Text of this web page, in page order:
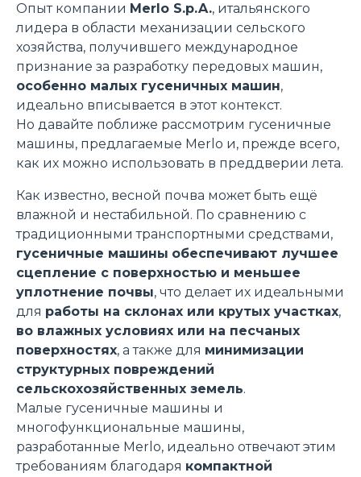
Опыт компании Merlo S.p.A., итальянского
лидера в области механизации сельского
хозяйства, получившего международное
признание за разработку передовых машин,
особенно малых гусеничных машин,
идеально вписывается в этот контекст.
Но давайте поближе рассмотрим гусеничные
машины, предлагаемые Merlo и, прежде всего,
как их можно использовать в преддверии лета.
Как известно, весной почва может быть ещё
влажной и нестабильной. По сравнению с
традиционными транспортными средствами,
гусеничные машины обеспечивают лучшее
сцепление с поверхностью и меньшее
уплотнение почвы, что делает их идеальными
для работы на склонах или крутых участках,
во влажных условиях или на песчаных
поверхностях, а также для минимизации
структурных повреждений
сельскохозяйственных земель.
Малые гусеничные машины и
многофункциональные машины,
разработанные Merlo, идеально отвечают этим
требованиям благодаря компактной